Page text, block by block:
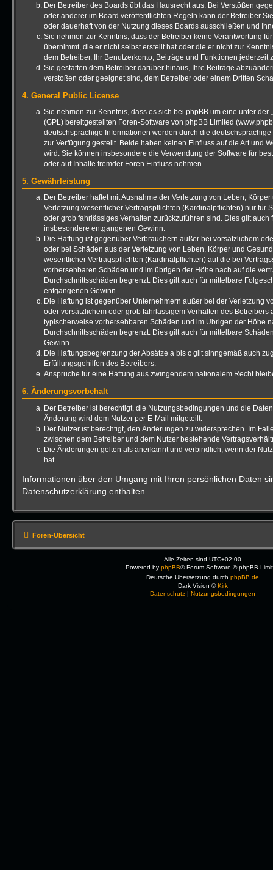
Der Betreiber des Boards übt das Hausrecht aus. Bei Verstößen
oder anderer im Board veröffentlichten Regeln kann der Betreiber
oder dauerhaft von der Nutzung dieses Boards ausschließen und
Sie nehmen zur Kenntnis, dass der Betreiber keine Verantwortung
übernimmt, die er nicht selbst erstellt hat oder die er nicht zur
dem Betreiber, Ihr Benutzerkonto, Beiträge und Funktionen jederzeit
Sie gestatten dem Betreiber darüber hinaus, Ihre Beiträge
verstoßen oder geeignet sind, dem Betreiber oder einem Dritten
4. General Public License
Sie nehmen zur Kenntnis, dass es sich bei phpBB um eine unter der „
(GPL) bereitgestellten Foren-Software von phpBB Limited
deutschsprachige Informationen werden durch die
zur Verfügung gestellt. Beide haben keinen Einfluss auf die Art und
wird. Sie können insbesondere die Verwendung der Software für
oder auf Inhalte fremder Foren Einfluss nehmen.
5. Gewährleistung
Der Betreiber haftet mit Ausnahme der Verletzung von Leben,
Verletzung wesentlicher Vertragspflichten (Kardinalpflichten) nur für
oder grob fahrlässiges Verhalten zurückzuführen sind. Dies gilt
insbesondere entgangenen Gewinn.
Die Haftung ist gegenüber Verbrauchern außer bei vorsätzlichem
oder bei Schäden aus der Verletzung von Leben, Körper und
wesentlicher Vertragspflichten (Kardinalpflichten) auf die bei
vorhersehbaren Schäden und im übrigen der Höhe nach auf die
Durchschnittsschäden begrenzt. Dies gilt auch für mittelbare
entgangenen Gewinn.
Die Haftung ist gegenüber Unternehmern außer bei der Verletzung
oder vorsätzlichem oder grob fahrlässigem Verhalten des Betreibers
typischerweise vorhersehbaren Schäden und im Übrigen der Höhe
Durchschnittsschäden begrenzt. Dies gilt auch für mittelbare
Gewinn.
Die Haftungsbegrenzung der Absätze a bis c gilt sinngemäß auch
Erfüllungsgehilfen des Betreibers.
Ansprüche für eine Haftung aus zwingendem nationalem Recht
6. Änderungsvorbehalt
Der Betreiber ist berechtigt, die Nutzungsbedingungen und die
Änderung wird dem Nutzer per E-Mail mitgeteilt.
Der Nutzer ist berechtigt, den Änderungen zu widersprechen. Im
zwischen dem Betreiber und dem Nutzer bestehende
Die Änderungen gelten als anerkannt und verbindlich, wenn der
hat.
Informationen über den Umgang mit Ihren persönlichen Daten
Datenschutzerklärung enthalten.
Foren-Übersicht
Alle Zeiten sind UTC+02:00
Powered by phpBB® Forum Software © phpBB
Deutsche Übersetzung durch phpBB.de
Dark Vision ©Kirk
Datenschutz | Nutzungsbedingungen